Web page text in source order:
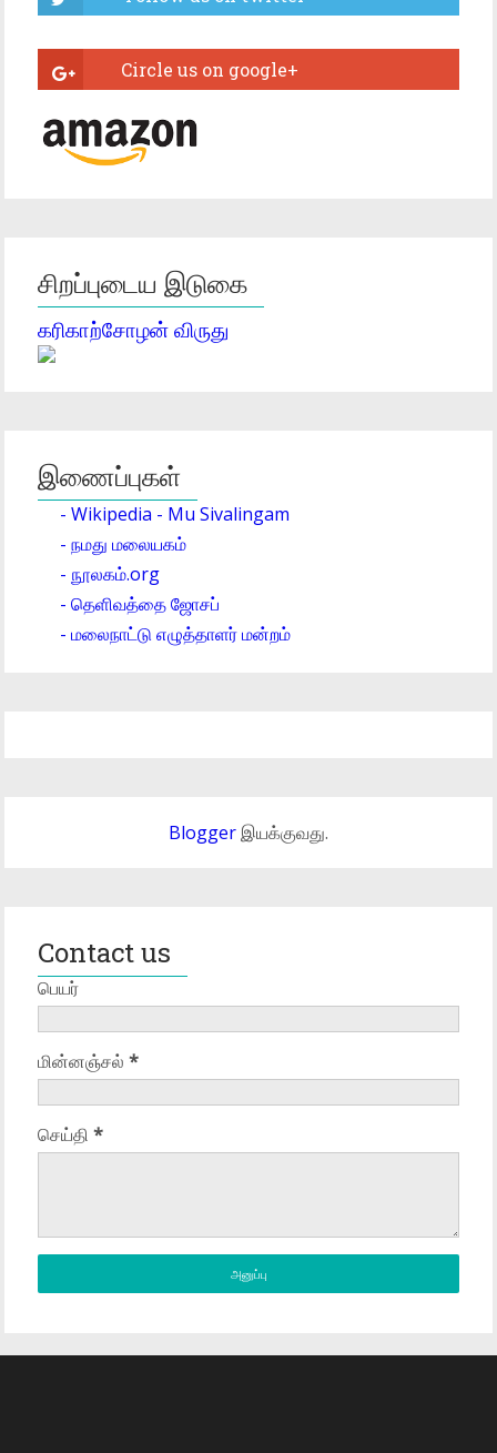
சிறப்புடைய இடுகை
கரிகாற்சோழன் விருது
இணைப்புகள்
- Wikipedia - Mu Sivalingam
- நமது மலையகம்
- நூலகம்.org
- தெளிவத்தை ஜோசப்
- மலைநாட்டு எழுத்தாளர் மன்றம்
Bloggerஇயக்குவது.
Contact us
பெயர்
மின்னஞ்சல்*
செய்தி*